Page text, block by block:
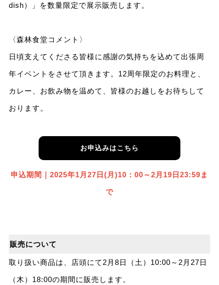
dish）」を数量限定で展示販売します。
〈森林食堂コメント〉
日頃支えてくださる皆様に感謝の気持ちを込めて出張周
年イベントをさせて頂きます。12周年限定のお料理と、
カレー、お飲み物を温めて、皆様のお越しをお待ちして
おります。
お申込みはこちら
申込期間｜2025年1⽉27⽇(月)10：00～2月19日23:59ま
で
販売について
取り扱い商品は、店頭にて2月8日（土）10:00～2月27日
（木）18:00の期間に販売します。